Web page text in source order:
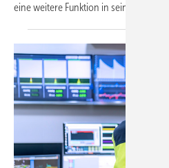
eine weitere Funktion in seine Plattform